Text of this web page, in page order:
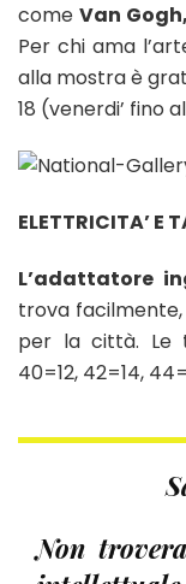
comeVan
Per chi ama
alla mostra è
18 (venerdi’ fino
ELETTRICITA’ E
L’adattatore
trova facilmente,
per la città. Le
40=12, 42=14,
Non